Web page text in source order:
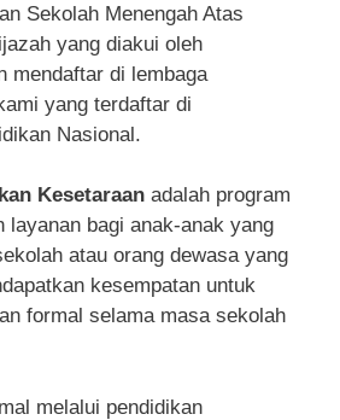
Sekolah Menengah Atas
yang diakui oleh
mendaftar di lembaga
yang terdaftar di
Nasional.
Kesetaraan adalah program
layanan bagi anak-anak yang
atau orang dewasa yang
kesempatan untuk
formal selama masa sekolah
melalui pendidikan